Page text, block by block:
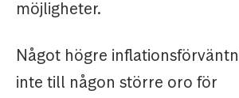
möjligheter.
Något högre
inte till någon större oro för